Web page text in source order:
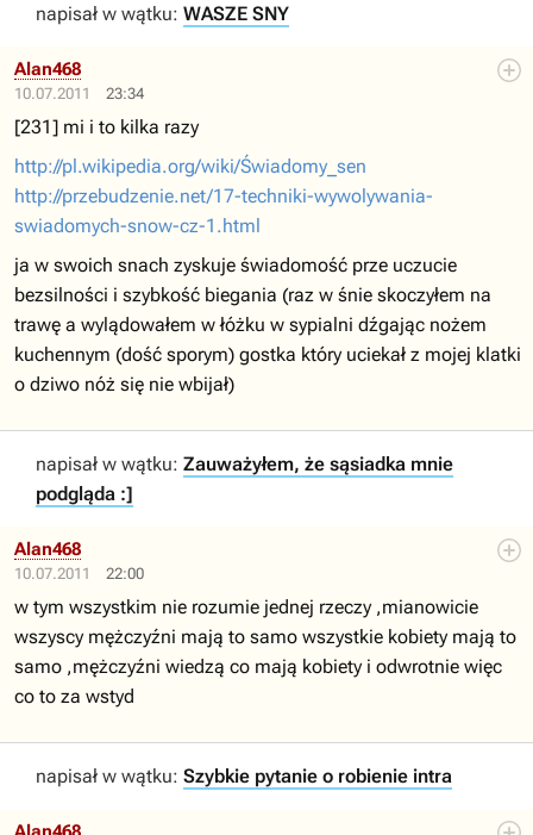
napisał w wątku: WASZE SNY
10.07.2011 23:34
Alan468
[231] mi i to kilka razy
http://pl.wikipedia.org/wiki/Świadomy_sen
http://przebudzenie.net/17-techniki-wywolywania-
swiadomych-snow-cz-1.html
ja w swoich snach zyskuje świadomość prze uczucie
bezsilności i szybkość biegania (raz w śnie skoczyłem na
trawę a wylądowałem w łóżku w sypialni dźgając nożem
kuchennym (dość sporym) gostka który uciekał z mojej klatki
o dziwo nóż się nie wbijał)
napisał w wątku: Zauważyłem, że sąsiadka mnie
podgląda :]
10.07.2011 22:00
Alan468
w tym wszystkim nie rozumie jednej rzeczy ,mianowicie
wszyscy mężczyźni mają to samo wszystkie kobiety mają to
samo ,mężczyźni wiedzą co mają kobiety i odwrotnie więc
co to za wstyd
napisał w wątku: Szybkie pytanie o robienie intra